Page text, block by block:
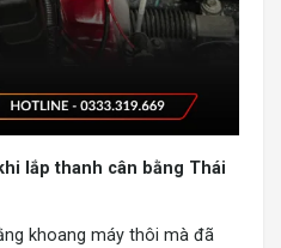
lắp thanh cân bằng Thái
khoang máy thôi mà đã